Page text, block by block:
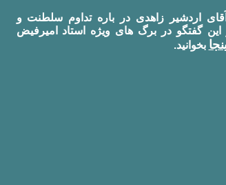
اردشير زاهدی در باره تداوم سلطنت و
گفتگو در برگ های ويژه استاد اميرفيض
بخوانيد.